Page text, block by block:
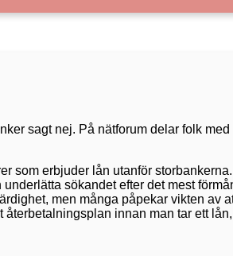
sagt nej. På nätforum delar folk
som erbjuder lån utanför storbankerna.
sökandet efter det mest
men många påpekar vikten av
innan man tar ett lån,